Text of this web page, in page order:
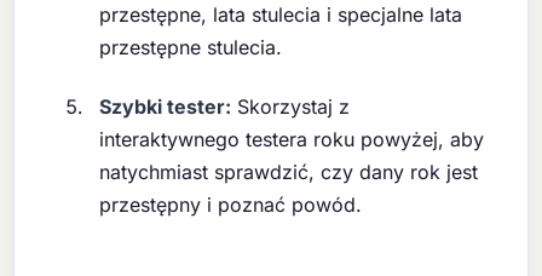
przestępne, lata stulecia i specjalne lata
przestępne stulecia.
Szybki tester: Skorzystaj z
interaktywnego testera roku powyżej, aby
natychmiast sprawdzić, czy dany rok jest
przestępny i poznać powód.